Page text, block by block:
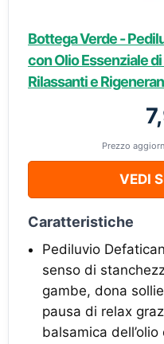
Bottega Verde -
con Olio Essenziale
Rilassanti e
Prezzo
VEDI
Caratteristiche
Pediluvio
senso di
gambe, dona
pausa di relax
balsamica